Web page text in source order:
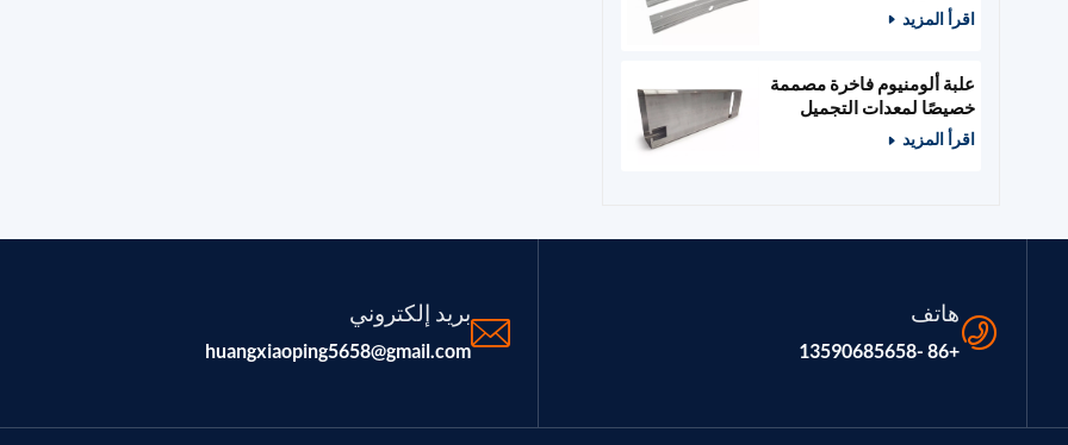
اقرأ المزيد
علبة ألومنيوم فاخرة مصممة
خصيصًا لمعدات التجميل
والصالونات
اقرأ المزيد
هاتف
+86 -13590685658
بريد إلكتروني
huangxiaoping5658@gmail.com